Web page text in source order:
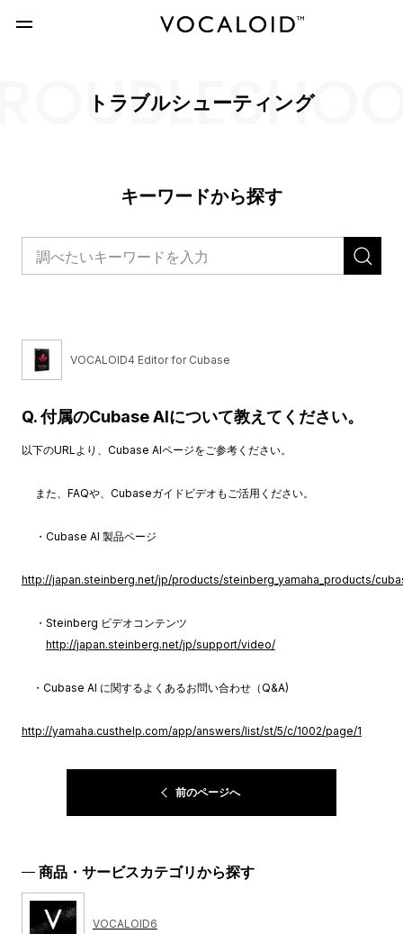
トラブルシューティング
キーワードから探す
VOCALOID4 Editor for Cubase
Q. 付属のCubase AIについて教えてください。
以下のURLより、Cubase AIページをご参考ください。
また、FAQや、Cubaseガイドビデオもご活用ください。
・Cubase AI 製品ページ
http://japan.steinberg.net/jp/products/steinberg_yamaha_products/
・Steinberg ビデオコンテンツ
http://japan.steinberg.net/jp/support/video/
・Cubase AI に関するよくあるお問い合わせ（Q&A)
http://yamaha.custhelp.com/app/answers/list/st/5/c/1002/page/1
前のページへ
商品・サービスカテゴリから探す
VOCALOID6